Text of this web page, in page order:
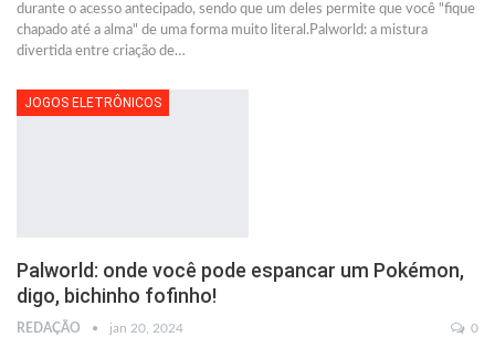
durante o acesso antecipado, sendo que um deles permite que você "fique
chapado até a alma" de uma forma muito literal.Palworld: a mistura
divertida entre criação de…
JOGOS ELETRÔNICOS
Palworld: onde você pode espancar um Pokémon,
digo, bichinho fofinho!
REDAÇÃO jan 20, 2024 0